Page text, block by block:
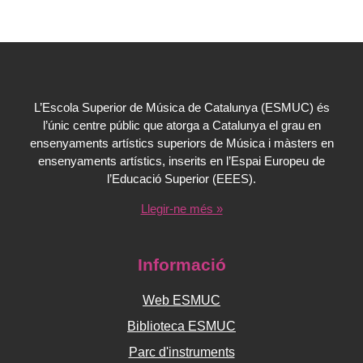
L’Escola Superior de Música de Catalunya (ESMUC) és
l’únic centre públic que atorga a Catalunya el grau en
ensenyaments artístics superiors de Música i màsters en
ensenyaments artístics, inserits en l’Espai Europeu de
l’Educació Superior (EEES).
Llegir-ne més »
Informació
Web ESMUC
Biblioteca ESMUC
Parc d'instruments